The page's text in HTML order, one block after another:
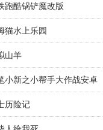
跑酷锅铲魔改版
猫水上乐园
山羊
小新之小帮手大作战安卓
历险记